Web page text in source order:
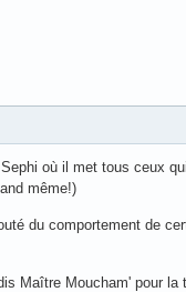
où il met tous ceux
même!)
du comportement de
Maître Moucham' pour la